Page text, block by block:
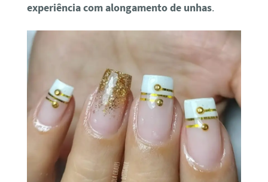
experiência com alongamento de unhas.